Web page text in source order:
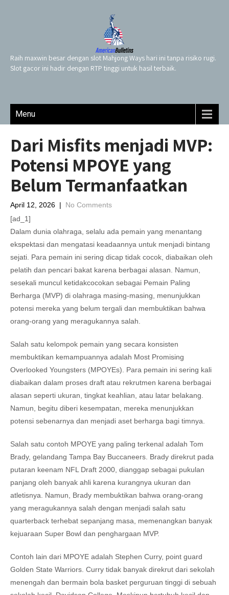
Raih maxwin besar dengan slot Mahjong Ways hari ini tanpa risiko rugi.
Slot gacor ini hadir dengan RTP tinggi untuk hasil terbaik.
Menu
Dari Misfits menjadi MVP:
Potensi MPOYE yang
Belum Termanfaatkan
April 12, 2026 | No Comments
[ad_1]
Dalam dunia olahraga, selalu ada pemain yang menantang
ekspektasi dan mengatasi keadaannya untuk menjadi bintang
sejati. Para pemain ini sering dicap tidak cocok, diabaikan oleh
pelatih dan pencari bakat karena berbagai alasan. Namun,
sesekali muncul ketidakcocokan sebagai Pemain Paling
Berharga (MVP) di olahraga masing-masing, menunjukkan
potensi mereka yang belum tergali dan membuktikan bahwa
orang-orang yang meragukannya salah.
Salah satu kelompok pemain yang secara konsisten
membuktikan kemampuannya adalah Most Promising
Overlooked Youngsters (MPOYEs). Para pemain ini sering kali
diabaikan dalam proses draft atau rekrutmen karena berbagai
alasan seperti ukuran, tingkat keahlian, atau latar belakang.
Namun, begitu diberi kesempatan, mereka menunjukkan
potensi sebenarnya dan menjadi aset berharga bagi timnya.
Salah satu contoh MPOYE yang paling terkenal adalah Tom
Brady, gelandang Tampa Bay Buccaneers. Brady direkrut pada
putaran keenam NFL Draft 2000, dianggap sebagai pukulan
panjang oleh banyak ahli karena kurangnya ukuran dan
atletisnya. Namun, Brady membuktikan bahwa orang-orang
yang meragukannya salah dengan menjadi salah satu
quarterback terhebat sepanjang masa, memenangkan banyak
kejuaraan Super Bowl dan penghargaan MVP.
Contoh lain dari MPOYE adalah Stephen Curry, point guard
Golden State Warriors. Curry tidak banyak direkrut dari sekolah
menengah dan bermain bola basket perguruan tinggi di sebuah